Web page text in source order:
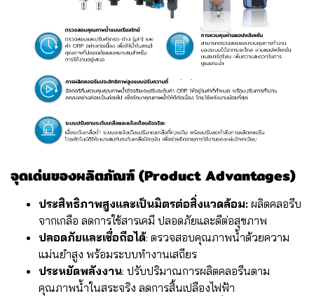
จุดเด่นของผลิตภัณฑ์ (Product Advantages)
ประสิทธิภาพสูงและเป็นมิตรต่อสิ่งแวดล้อม: ผลิตคลอรีบ
จากเกลือ ลดการใช้สารเคมี ปลอดภัยและดีต่อสุขภาพ
ปลอดภัยและเชื่อถือได้: ตรวจสอบคุณภาพน้ำด้วยความ
แม่นยำสูง พร้อมระบบทำงานเสถียร
ประหยัดพลังงาน: ปรับปริมาณการผลิตคลอรีนตาม
คุณภาพน้ำในสระจริง ลดการสิ้นเปลืองไฟฟ้า